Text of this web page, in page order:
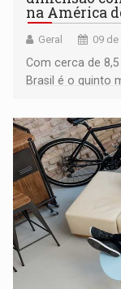
na América
Geral 09
Com cerca de
Brasil é o quinto